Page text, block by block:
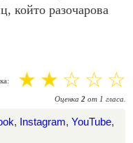
който разочарова
☆
☆
☆
☆
☆
Оценка 2 от 1 гласа.
, Instagram, YouTube,